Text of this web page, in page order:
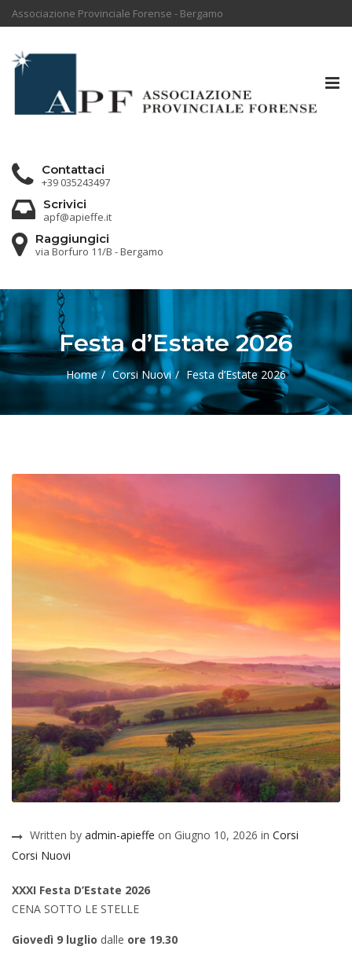
Associazione Provinciale Forense - Bergamo
Contattaci
+39 035243497
Scrivici
apf@apieffe.it
Raggiungici
via Borfuro 11/B - Bergamo
Festa d’Estate 2026
Home Corsi Nuovi Festa d’Estate 2026
Written by admin-apieffe on Giugno 10, 2026 in Corsi
Corsi Nuovi
XXXI Festa D’Estate 2026
CENA SOTTO LE STELLE
Giovedì 9 luglio dalle ore 19.30